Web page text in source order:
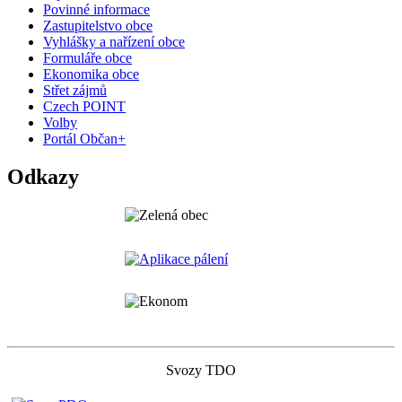
Povinné informace
Zastupitelstvo obce
Vyhlášky a nařízení obce
Formuláře obce
Ekonomika obce
Střet zájmů
Czech POINT
Volby
Portál Občan+
Odkazy
Svozy TDO